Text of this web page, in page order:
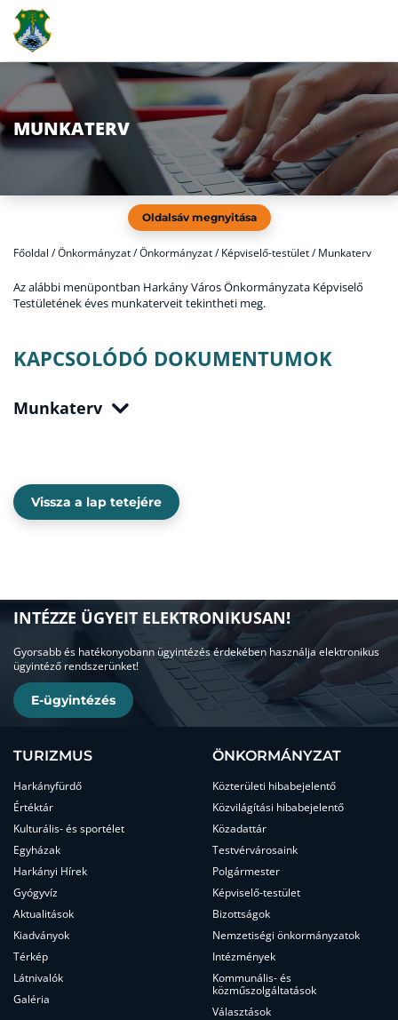
MUNKATERV
Oldalsáv megnyitása
Főoldal /Önkormányzat / Önkormányzat / Képviselő-testület / Munkaterv
Az alábbi menüpontban Harkány Város Önkormányzata Képviselő
Testületének éves munkaterveit tekintheti meg.
KAPCSOLÓDÓ DOKUMENTUMOK
Munkaterv
Vissza a lap tetejére
INTÉZZE ÜGYEIT ELEKTRONIKUSAN!
Gyorsabb és hatékonyobann ügyintézés érdekében használja elektronikus
ügyintéző rendszerünket!
E-ügyintézés
TURIZMUS
Harkányfürdő
Értéktár
Kulturális- és sportélet
Egyházak
Harkányi Hírek
Gyógyvíz
Aktualitások
Kiadványok
Térkép
Látnivalók
Galéria
ÖNKORMÁNYZAT
Közterületi hibabejelentő
Közvilágítási hibabejelentő
Közadattár
Testvérvárosaink
Polgármester
Képviselő-testület
Bizottságok
Nemzetiségi önkormányzatok
Intézmények
Kommunális- és
közműszolgáltatások
Választások